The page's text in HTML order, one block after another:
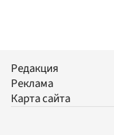
Редакция
Реклама
Карта сайта